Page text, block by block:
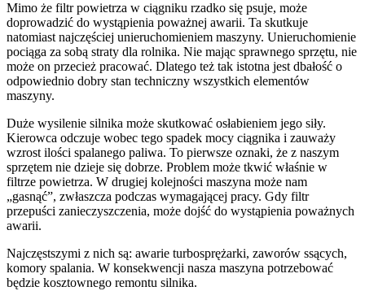
Mimo że filtr powietrza w ciągniku rzadko się psuje, może
doprowadzić do wystąpienia poważnej awarii. Ta skutkuje
natomiast najczęściej unieruchomieniem maszyny. Unieruchomienie
pociąga za sobą straty dla rolnika. Nie mając sprawnego sprzętu, nie
może on przecież pracować. Dlatego też tak istotna jest dbałość o
odpowiednio dobry stan techniczny wszystkich elementów
maszyny.
Duże wysilenie silnika może skutkować osłabieniem jego siły.
Kierowca odczuje wobec tego spadek mocy ciągnika i zauważy
wzrost ilości spalanego paliwa. To pierwsze oznaki, że z naszym
sprzętem nie dzieje się dobrze. Problem może tkwić właśnie w
filtrze powietrza. W drugiej kolejności maszyna może nam
„gasnąć”, zwłaszcza podczas wymagającej pracy. Gdy filtr
przepuści zanieczyszczenia, może dojść do wystąpienia poważnych
awarii.
Najczęstszymi z nich są: awarie turbosprężarki, zaworów ssących,
komory spalania. W konsekwencji nasza maszyna potrzebować
będzie kosztownego remontu silnika.